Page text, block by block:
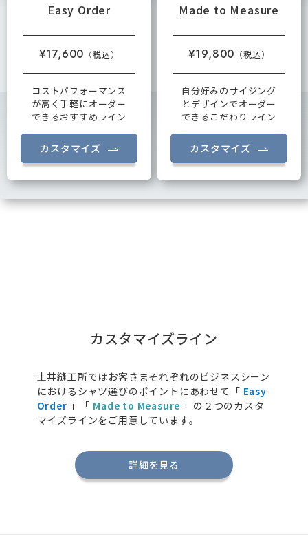
Easy Order
¥17,600
コストパフォーマンス
が高く手軽にオーダー
できるおすすめライン
カスタマイズ
Made to Measure
¥19,800
自分好みのサイジング
とデザインでオーダー
できるこだわりライン
カスタマイズ
カスタマイズライン
土井縫工所ではお客さまそれぞれのビジネスシーン
におけるシャツ選びのポイントにあわせて「 Easy
Order 」「 Made to Measure 」の２つのカスタ
マイズラインをご用意しています。
詳細を見る